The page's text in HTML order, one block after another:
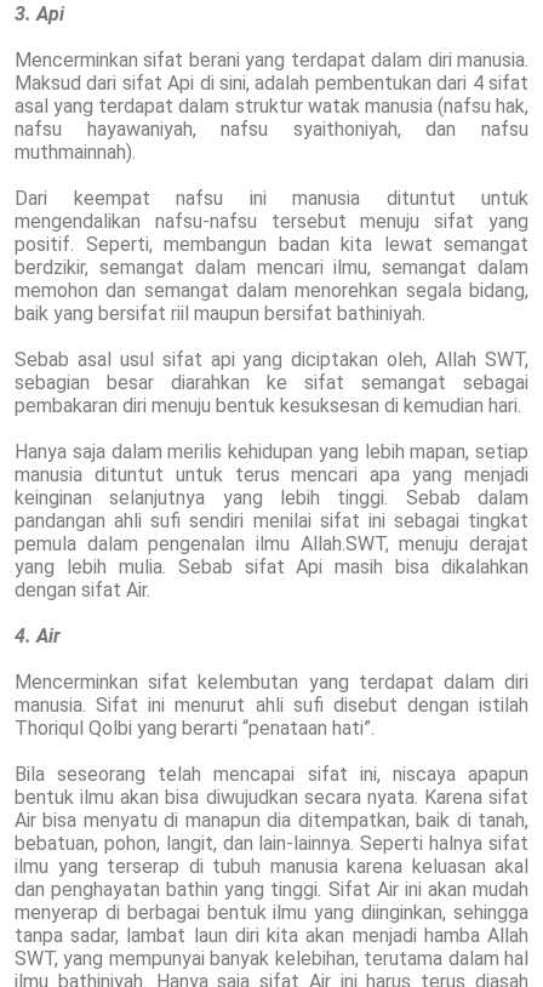
3. Api
Mencerminkan sifat berani yang terdapat dalam diri manusia.
Maksud dari sifat Api di sini, adalah pembentukan dari 4 sifat
asal yang terdapat dalam struktur watak manusia (nafsu hak,
nafsu hayawaniyah, nafsu syaithoniyah, dan nafsu
muthmainnah).
Dari keempat nafsu ini manusia dituntut untuk
mengendalikan nafsu-nafsu tersebut menuju sifat yang
positif. Seperti, membangun badan kita lewat semangat
berdzikir, semangat dalam mencari ilmu, semangat dalam
memohon dan semangat dalam menorehkan segala bidang,
baik yang bersifat riil maupun bersifat bathiniyah.
Sebab asal usul sifat api yang diciptakan oleh, Allah SWT,
sebagian besar diarahkan ke sifat semangat sebagai
pembakaran diri menuju bentuk kesuksesan di kemudian hari.
Hanya saja dalam merilis kehidupan yang lebih mapan, setiap
manusia dituntut untuk terus mencari apa yang menjadi
keinginan selanjutnya yang lebih tinggi. Sebab dalam
pandangan ahli sufi sendiri menilai sifat ini sebagai tingkat
pemula dalam pengenalan ilmu Allah.SWT, menuju derajat
yang lebih mulia. Sebab sifat Api masih bisa dikalahkan
dengan sifat Air.
4. Air
Mencerminkan sifat kelembutan yang terdapat dalam diri
manusia. Sifat ini menurut ahli sufi disebut dengan istilah
Thoriqul Qolbi yang berarti “penataan hati”.
Bila seseorang telah mencapai sifat ini, niscaya apapun
bentuk ilmu akan bisa diwujudkan secara nyata. Karena sifat
Air bisa menyatu di manapun dia ditempatkan, baik di tanah,
bebatuan, pohon, langit, dan lain-lainnya. Seperti halnya sifat
ilmu yang terserap di tubuh manusia karena keluasan akal
dan penghayatan bathin yang tinggi. Sifat Air ini akan mudah
menyerap di berbagai bentuk ilmu yang diinginkan, sehingga
tanpa sadar, lambat laun diri kita akan menjadi hamba Allah
SWT, yang mempunyai banyak kelebihan, terutama dalam hal
ilmu bathiniyah. Hanya saja sifat Air ini harus terus diasah